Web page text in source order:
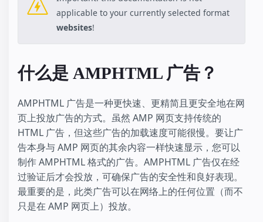
applicable to your currently selected format
websites!
什么是 AMPHTML 广告？
AMPHTML 广告是一种更快速、更精简且更安全地在网
页上投放广告的方式。虽然 AMP 网页支持传统的
HTML 广告，但这些广告的加载速度可能很慢。要让广
告本身与 AMP 网页的其余内容一样快速显示，您可以
制作 AMPHTML 格式的广告。AMPHTML 广告仅在经
过验证后才会投放，可确保广告的安全性和良好表现。
最重要的是，此类广告可以在网络上的任何位置（而不
只是在 AMP 网页上）投放。